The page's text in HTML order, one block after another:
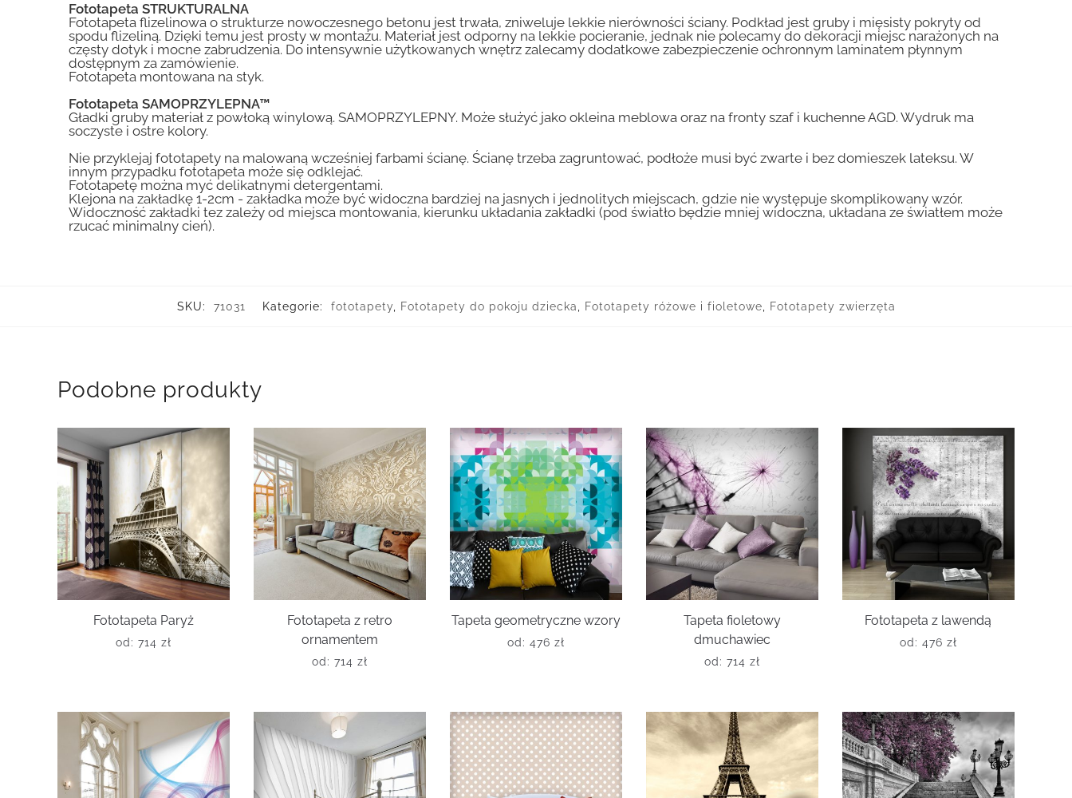
Fototapeta STRUKTURALNA
Fototapeta flizelinowa o strukturze nowoczesnego betonu jest trwała, zniweluje lekkie nierówności ściany. Podkład jest gruby i mięsisty pokryty od
spodu flizeliną. Dzięki temu jest prosty w montażu. Materiał jest odporny na lekkie pocieranie, jednak nie polecamy do dekoracji miejsc narażonych na
częsty dotyk i mocne zabrudzenia. Do intensywnie użytkowanych wnętrz zalecamy dodatkowe zabezpieczenie ochronnym laminatem płynnym
dostępnym za zamówienie.
Fototapeta montowana na styk.
Fototapeta SAMOPRZYLEPNA™
Gładki gruby materiał z powłoką winylową. SAMOPRZYLEPNY. Może służyć jako okleina meblowa oraz na fronty szaf i kuchenne AGD. Wydruk ma
soczyste i ostre kolory.
Nie przyklejaj fototapety na malowaną wcześniej farbami ścianę. Ścianę trzeba zagruntować, podłoże musi być zwarte i bez domieszek lateksu. W
innym przypadku fototapeta może się odklejać.
Fototapetę można myć delikatnymi detergentami.
Klejona na zakładkę 1-2cm - zakładka może być widoczna bardziej na jasnych i jednolitych miejscach, gdzie nie występuje skomplikowany wzór.
Widoczność zakładki tez zależy od miejsca montowania, kierunku układania zakładki (pod światło będzie mniej widoczna, układana ze światłem może
rzucać minimalny cień).
SKU: 71031 Kategorie: fototapety, Fototapety do pokoju dziecka, Fototapety różowe i fioletowe, Fototapety zwierzęta
Podobne produkty
Fototapeta Paryż
od: 714 zł
Fototapeta z retro
ornamentem
od: 714 zł
Tapeta geometryczne wzory
od: 476 zł
Tapeta fioletowy
dmuchawiec
od: 714 zł
Fototapeta z lawendą
od: 476 zł